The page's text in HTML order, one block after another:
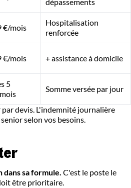
dépassements
€/mois
Hospitalisation
renforcée
€/mois + assistance à domicile
5
Somme versée par jour
devis. L'indemnité journalière
selon vos besoins.
dans sa formule. C'est le poste le
être prioritaire.